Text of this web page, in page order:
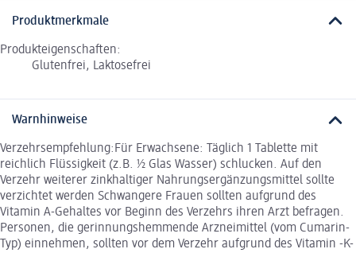
Produktmerkmale
Produkteigenschaften:
Glutenfrei, Laktosefrei
Warnhinweise
Verzehrsempfehlung:Für Erwachsene: Täglich 1 Tablette mit
reichlich Flüssigkeit (z.B. ½ Glas Wasser) schlucken. Auf den
Verzehr weiterer zinkhaltiger Nahrungsergänzungsmittel sollte
verzichtet werden Schwangere Frauen sollten aufgrund des
Vitamin A-Gehaltes vor Beginn des Verzehrs ihren Arzt befragen.
Personen, die gerinnungshemmende Arzneimittel (vom Cumarin-
Typ) einnehmen, sollten vor dem Verzehr aufgrund des Vitamin -K-